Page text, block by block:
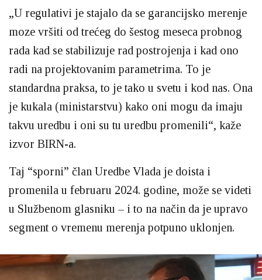
„U regulativi je stajalo da se garancijsko merenje
moze vršiti od trećeg do šestog meseca probnog
rada kad se stabilizuje rad postrojenja i kad ono
radi na projektovanim parametrima. To je
standardna praksa, to je tako u svetu i kod nas. Ona
je kukala (ministarstvu) kako oni mogu da imaju
takvu uredbu i oni su tu uredbu promenili“, kaže
izvor BIRN-a.
Taj “sporni” član Uredbe Vlada je doista i
promenila u februaru 2024. godine, može se videti
u Službenom glasniku – i to na način da je upravo
segment o vremenu merenja potpuno uklonjen.